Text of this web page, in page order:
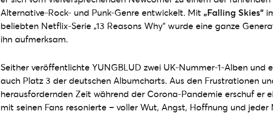
Alternative-Rock- und Punk-Genre entwickelt. Mit „Falling Skies“
beliebten Netflix-Serie „13 Reasons Why“ wurde eine ganze
ihn aufmerksam.
Seither veröffentlichte YUNGBLUD zwei UK-Nummer-1-Alben und
auch Platz 3 der deutschen Albumcharts. Aus den Frustrationen
herausfordernden Zeit während der Corona-Pandemie erschuf er
mit seinen Fans resonierte – voller Wut, Angst, Hoffnung und